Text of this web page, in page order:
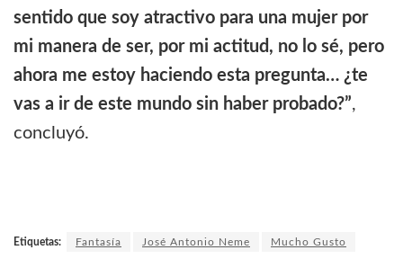
sentido que soy atractivo para una mujer por
mi manera de ser, por mi actitud, no lo sé, pero
ahora me estoy haciendo esta pregunta… ¿te
vas a ir de este mundo sin haber probado?”,
concluyó.
Etiquetas: Fantasía José Antonio Neme Mucho Gusto